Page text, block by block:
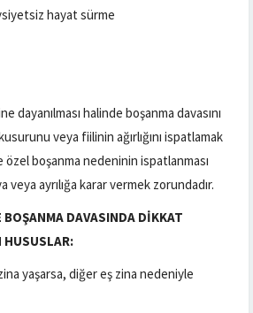
hayat sürme
dayanılması halinde boşanma davasını
veya fiilinin ağırlığını ispatlamak
boşanma nedeninin ispatlanması
veya ayrılığa karar vermek zorundadır.
BOŞANMA DAVASINDA DİKKAT
HUSUSLAR:
yaşarsa, diğer eş zina nedeniyle